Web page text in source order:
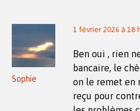
Sophie
1 février 2026 à 18
Ben oui , rien
bancaire, le
on le remet en
reçu pour